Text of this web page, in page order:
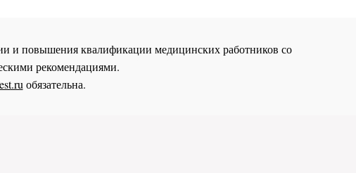
и повышения квалификации медицинских работников со
рекомендациями.
обязательна.